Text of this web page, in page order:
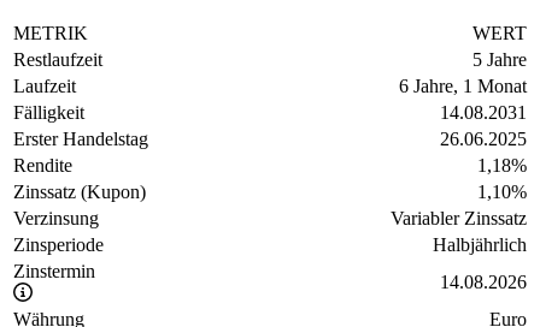
METRIK
WERT
Restlaufzeit
5 Jahre
Laufzeit
6 Jahre, 1 Monat
Fälligkeit
14.08.2031
Erster Handelstag
26.06.2025
Rendite
1,18%
Zinssatz (Kupon)
1,10%
Verzinsung
Variabler Zinssatz
Zinsperiode
Halbjährlich
Zinstermin
14.08.2026
Währung
Euro